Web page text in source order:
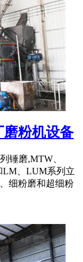
磨粉机设备
锤磨,MTW、
LM、LUM系列立
细粉磨和超细粉